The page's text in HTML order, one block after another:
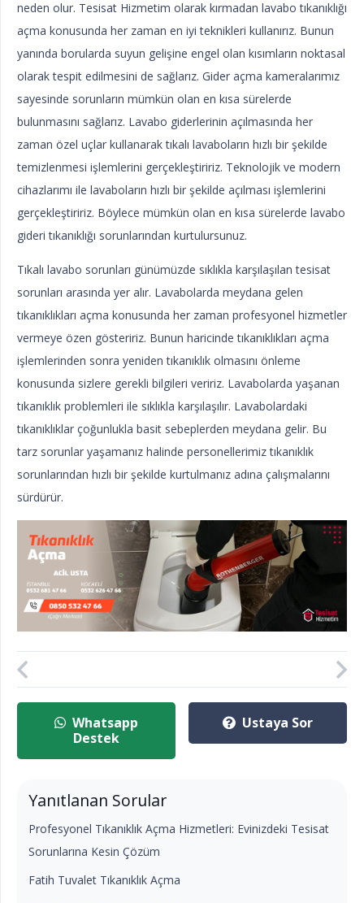
neden olur. Tesisat Hizmetim olarak kırmadan lavabo tıkanıklığı
açma konusunda her zaman en iyi teknikleri kullanırız. Bunun
yanında borularda suyun gelişine engel olan kısımların noktasal
olarak tespit edilmesini de sağlarız. Gider açma kameralarımız
sayesinde sorunların mümkün olan en kısa sürelerde
bulunmasını sağlarız. Lavabo giderlerinin açılmasında her
zaman özel uçlar kullanarak tıkalı lavaboların hızlı bir şekilde
temizlenmesi işlemlerini gerçekleştiririz. Teknolojik ve modern
cihazlarımı ile lavaboların hızlı bir şekilde açılması işlemlerini
gerçekleştiririz. Böylece mümkün olan en kısa sürelerde lavabo
gideri tıkanıklığı sorunlarından kurtulursunuz.
Tıkalı lavabo sorunları günümüzde sıklıkla karşılaşılan tesisat
sorunları arasında yer alır. Lavabolarda meydana gelen
tıkanıklıkları açma konusunda her zaman profesyonel hizmetler
vermeye özen gösteririz. Bunun haricinde tıkanıklıkları açma
işlemlerinden sonra yeniden tıkanıklık olmasını önleme
konusunda sizlere gerekli bilgileri veririz. Lavabolarda yaşanan
tıkanıklık problemleri ile sıklıkla karşılaşılır. Lavabolardaki
tıkanıklıklar çoğunlukla basit sebeplerden meydana gelir. Bu
tarz sorunlar yaşamanız halinde personellerimiz tıkanıklık
sorunlarından hızlı bir şekilde kurtulmanız adına çalışmalarını
sürdürür.
Whatsapp
Destek
Ustaya Sor
Yanıtlanan Sorular
Profesyonel Tıkanıklık Açma Hizmetleri: Evinizdeki Tesisat
Sorunlarına Kesin Çözüm
Fatih Tuvalet Tıkanıklık Açma